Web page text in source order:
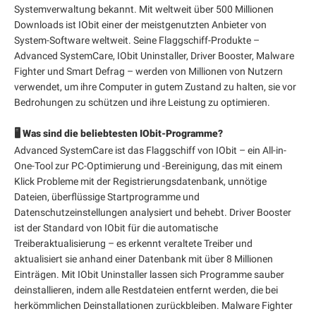
Systemverwaltung bekannt. Mit weltweit über 500 Millionen
Downloads ist IObit einer der meistgenutzten Anbieter von
System-Software weltweit. Seine Flaggschiff-Produkte –
Advanced SystemCare, IObit Uninstaller, Driver Booster, Malware
Fighter und Smart Defrag – werden von Millionen von Nutzern
verwendet, um ihre Computer in gutem Zustand zu halten, sie vor
Bedrohungen zu schützen und ihre Leistung zu optimieren.
🖥️ Was sind die beliebtesten IObit-Programme?
Advanced SystemCare ist das Flaggschiff von IObit – ein All-in-
One-Tool zur PC-Optimierung und -Bereinigung, das mit einem
Klick Probleme mit der Registrierungsdatenbank, unnötige
Dateien, überflüssige Startprogramme und
Datenschutzeinstellungen analysiert und behebt. Driver Booster
ist der Standard von IObit für die automatische
Treiberaktualisierung – es erkennt veraltete Treiber und
aktualisiert sie anhand einer Datenbank mit über 8 Millionen
Einträgen. Mit IObit Uninstaller lassen sich Programme sauber
deinstallieren, indem alle Restdateien entfernt werden, die bei
herkömmlichen Deinstallationen zurückbleiben. Malware Fighter